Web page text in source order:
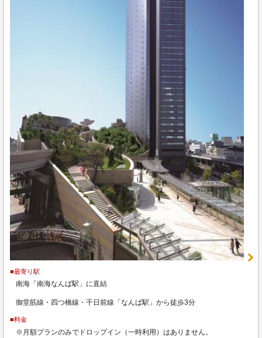
■最寄り駅
南海「南海なんば駅」に直結
御堂筋線・四つ橋線・千日前線「なんば駅」から徒歩3分
■料金
※月額プランのみでドロップイン（一時利用）はありません。